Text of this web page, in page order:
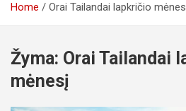
Home Orai Tailandai lapkričio
Žyma: Orai Tailandai
mėnesį